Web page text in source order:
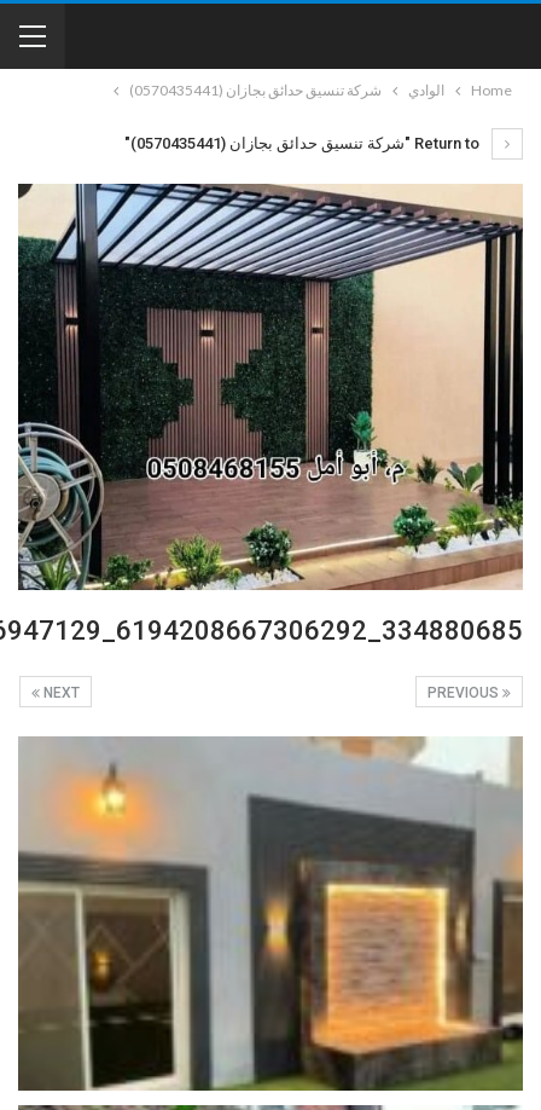
Home الوادي شركة تنسيق حدائق بجازان (0570435441)
334880685_6194208667306292_8306460198766947129_n
NEXT